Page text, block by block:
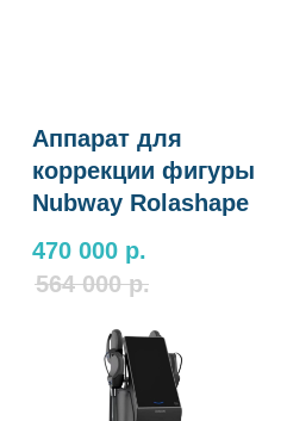
Аппарат для
коррекции фигуры
Nubway Rolashape
470 000 р.
564 000 р.